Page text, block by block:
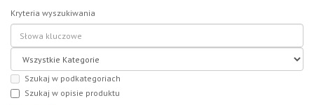
Kryteria wyszukiwania
Szukaj w podkategoriach
Szukaj w opisie produktu